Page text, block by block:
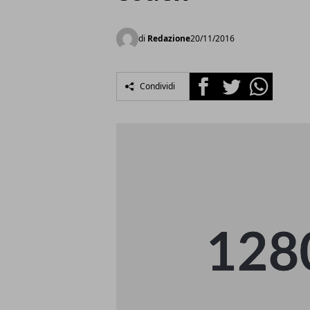
di Redazione20/11/2016
Condividi FacebookTwitterWhatsapp